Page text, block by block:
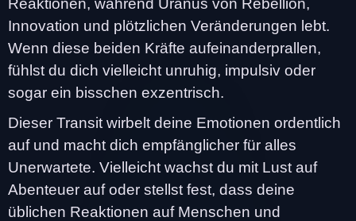
Reaktionen, während Uranus von Rebellion,
Innovation und plötzlichen Veränderungen lebt.
Wenn diese beiden Kräfte aufeinanderprallen,
fühlst du dich vielleicht unruhig, impulsiv oder
sogar ein bisschen exzentrisch.
Dieser Transit wirbelt deine Emotionen ordentlich
auf und macht dich empfänglicher für alles
Unerwartete. Vielleicht wachst du mit Lust auf
Abenteuer auf oder stellst fest, dass deine
üblichen Reaktionen auf Menschen und